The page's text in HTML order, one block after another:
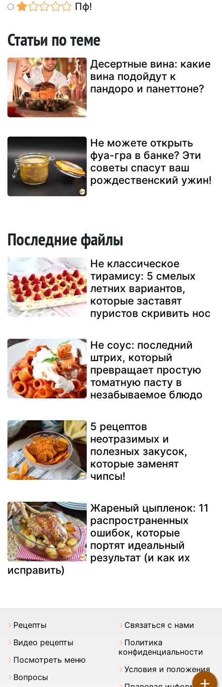
Пф!
Статьи по теме
Десертные вина: какие
вина подойдут к
пандоро и панеттоне?
Не можете открыть
фуа-гра в банке? Эти
советы спасут ваш
рождественский ужин!
Последние файлы
Не классическое
тирамису: 5 смелых
летних вариантов,
которые заставят
пуристов скривить нос
Не соус: последний
штрих, который
превращает простую
томатную пасту в
незабываемое блюдо
5 рецептов
неотразимых и
полезных закусок,
которые заменят
чипсы!
Жареный цыпленок: 11
распространенных
ошибок, которые
портят идеальный
результат (и как их
исправить)
Pецепты
Видео рецепты
Посмотреть меню
Вопросы
Связаться с нами
Политика
конфиденциальности
Условия и положения